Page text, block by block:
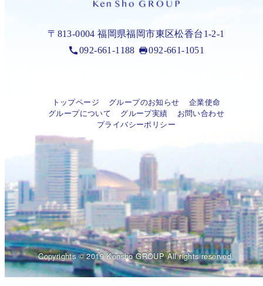
〒813-0004 福岡県福岡市東区松香台1-2-1
092-661-1188
092-661-1051
トップページ グループのお知らせ
企業使命
グループについて
グループ実績
お問い合わせ
プライバシーポリシー
Copyrights © 2019 Kensho GROUP All rights reserved.